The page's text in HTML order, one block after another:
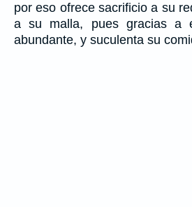
por eso ofrece sacrificio a su
a su malla, pues gracias a
abundante, y suculenta su